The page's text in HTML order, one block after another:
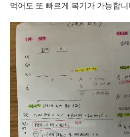
먹어도 또 빠르게 복기가 가능합니